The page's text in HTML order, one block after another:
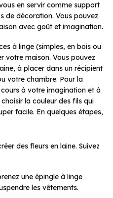
en servir comme support
de décoration. Vous pouvez
avec goût et imagination.
à linge (simples, en bois ou
votre maison. Vous pouvez
à placer dans un récipient
votre chambre. Pour la
à votre imagination et à
la couleur des fils qui
facile. En quelques étapes,
des fleurs en laine. Suivez
une épingle à linge
les vêtements.